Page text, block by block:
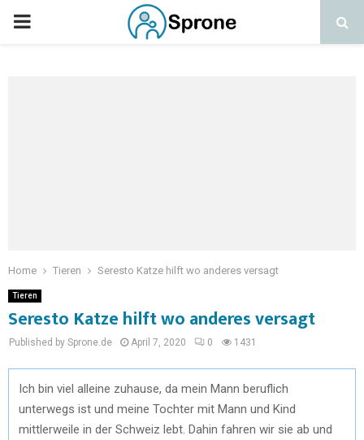
Home Tieren Seresto Katze hilft wo anderes versagt
Tieren
Seresto Katze hilft wo anderes versagt
Published by Sprone.de April 7, 2020 0 1431
Ich bin viel alleine zuhause, da mein Mann beruflich
unterwegs ist und meine Tochter mit Mann und Kind
mittlerweile in der Schweiz lebt. Dahin fahren wir sie ab und